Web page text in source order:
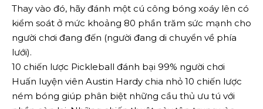
Thay vào đó, hãy đánh một cú công bóng xoáy lên có
kiểm soát ở mức khoảng 80 phần trăm sức mạnh cho
người chơi đang đến (người đang di chuyển về phía
lưới).
10 chiến lược Pickleball đánh bại 99% người chơi
Huấn luyện viên Austin Hardy chia nhỏ 10 chiến lược
ném bóng giúp phân biệt những cầu thủ ưu tú với